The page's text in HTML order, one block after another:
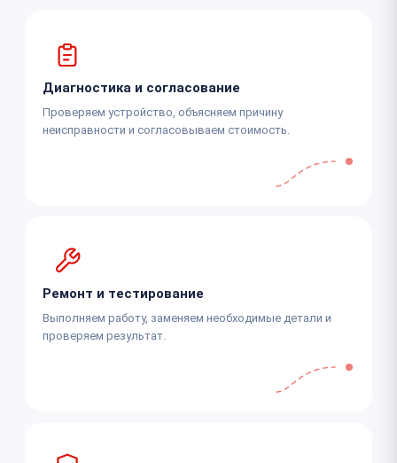
Диагностика и согласование
Проверяем устройство, объясняем причину
неисправности и согласовываем стоимость.
Ремонт и тестирование
Выполняем работу, заменяем необходимые детали и
проверяем результат.